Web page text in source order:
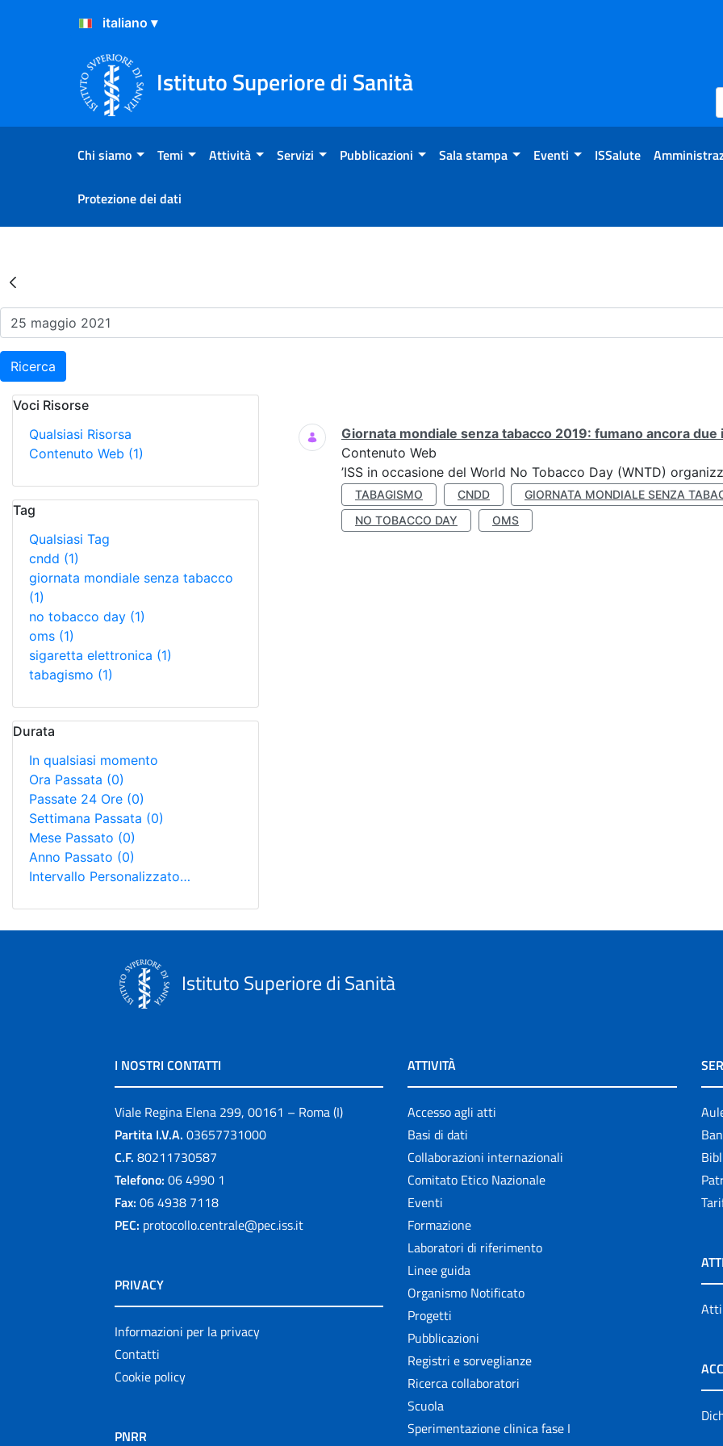
Salta al Contenuto
Salta al Footer
Istituto Superiore di Sanità
Chi siamo Temi Attività Servizi Pubblicazioni Sala stampa Eventi ISSalute
Protezione dei dati
Risultati della Ricerca - Eventi
Ricerca
Voci Risorse
Qualsiasi Risorsa
Contenuto Web (1)
Tag
Qualsiasi Tag
cndd (1)
giornata mondiale senza tabacco
(1)
no tobacco day (1)
oms (1)
sigaretta elettronica (1)
tabagismo (1)
Durata
In qualsiasi momento
Ora Passata (0)
Passate 24 Ore (0)
Settimana Passata (0)
Mese Passato (0)
Anno Passato (0)
Intervallo Personalizzato…
Ricerca
Giornata mondiale senza tabacco 2019: fumano ancora due
Contenuto Web
’ISS in occasione del World No Tobacco Day (WNTD)
TABAGISMO CNDD
GIORNATA MONDIALE SENZA
NO TOBACCO DAY
OMS
Istituto Superiore di Sanità
I NOSTRI CONTATTI
Viale Regina Elena 299, 00161 – Roma (I)
Partita I.V.A. 03657731000
C.F. 80211730587
Telefono: 06 4990 1
Fax: 06 4938 7118
PEC: protocollo.centrale@pec.iss.it
PRIVACY
Informazioni per la privacy
Contatti
Cookie policy
PNRR
ATTIVITÀ
Accesso agli atti
Basi di dati
Collaborazioni internazionali
Comitato Etico Nazionale
Eventi
Formazione
Laboratori di riferimento
Linee guida
Organismo Notificato
Progetti
Pubblicazioni
Registri e sorveglianze
Ricerca collaboratori
Scuola
Sperimentazione clinica fase I
Atti